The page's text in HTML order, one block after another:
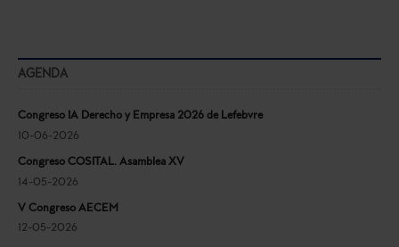
AGENDA
Congreso IA Derecho y Empresa 2026 de Lefebvre
10-06-2026
Congreso COSITAL. Asamblea XV
14-05-2026
V Congreso AECEM
12-05-2026